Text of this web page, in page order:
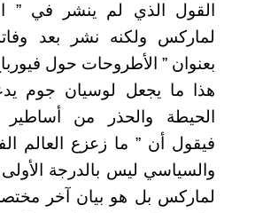
القول الذي لم ينشر في ”
لماركس ولكنه نشر بعد
بعنوان ” الأطروحات حول
هذا ما يجعل لوسيان جوم
الحيطة والحذر من أساطير
فيقول أن ” ما زعزع العالم
والسياسي ليس بالدرجة
لماركس بل هو بيان آخر